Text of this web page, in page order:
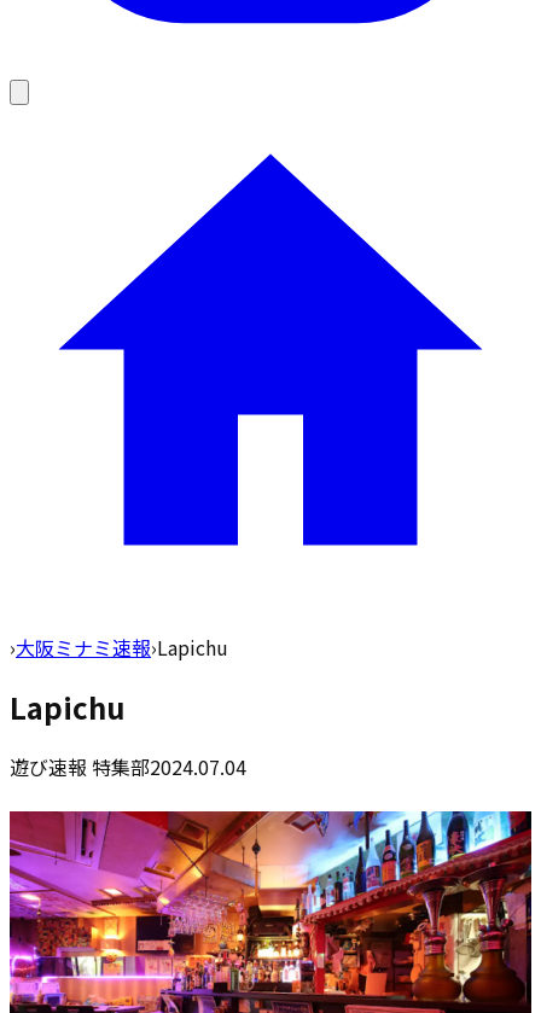
›大阪ミナミ速報›Lapichu
Lapichu
遊び速報 特集部2024.07.04